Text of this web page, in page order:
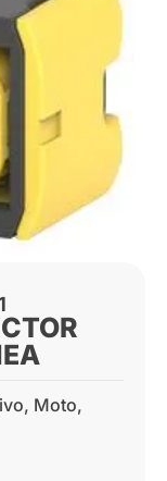
, Moto,